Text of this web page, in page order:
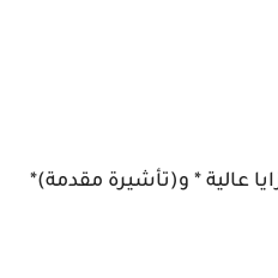
عالية * و(تأشيرة مقدمة)*